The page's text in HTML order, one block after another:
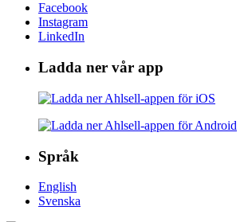
Facebook
Instagram
LinkedIn
Ladda ner vår app
Språk
English
Svenska